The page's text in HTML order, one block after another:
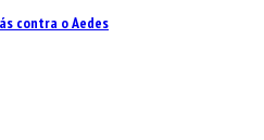
contra o Aedes